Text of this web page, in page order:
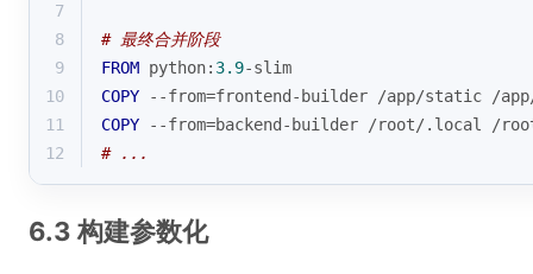
7
8
# 最终合并阶段
9
FROM python: 3.9-slim
10
COPY --from=frontend-builder /app/static /
11
COPY --from=backend-builder /root/. local
/
12
# ...
6.3 构建参数化